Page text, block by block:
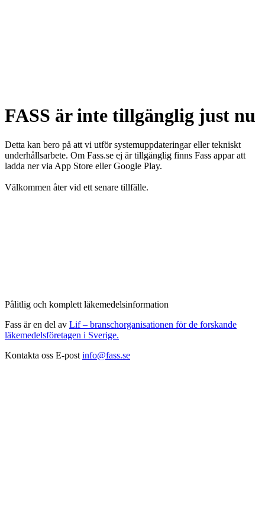
FASS är inte tillgänglig just nu
Detta kan bero på att vi utför systemuppdateringar eller tekniskt
underhållsarbete. Om Fass.se ej är tillgänglig finns Fass appar att
ladda ner via App Store eller Google Play.
Välkommen åter vid ett senare tillfälle.
Pålitlig och komplett läkemedelsinformation
Fass är en del av Lif – branschorganisationen för de forskande
läkemedelsföretagen i Sverige.
Kontakta oss E-post info@fass.se